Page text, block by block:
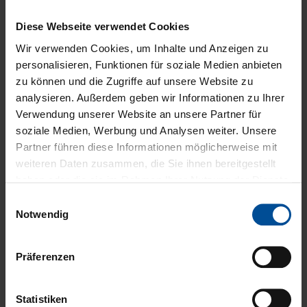
Diese Webseite verwendet Cookies
Wir verwenden Cookies, um Inhalte und Anzeigen zu
personalisieren, Funktionen für soziale Medien anbieten
zu können und die Zugriffe auf unsere Website zu
analysieren. Außerdem geben wir Informationen zu Ihrer
Verwendung unserer Website an unsere Partner für
soziale Medien, Werbung und Analysen weiter. Unsere
Partner führen diese Informationen möglicherweise mit
weiteren Daten zusammen, die Sie ihnen bereitgestellt
und zumImpressum
Notwendig
Präferenzen
Statistiken
Das durchdachte MIH-
Behandlungs-Konzept
Mit dem MIH-Behandlungs-Konzept
bestehend aus dem Flairesse Bleaching Gel (5
% / 10 % CP), der 3D-gedruckten DentaMile
Bleaching-Schiene undIcon Vestibularkönnen
Sie Frontzähne mit MIH minimal-invasiv und
ganzheitlich behandeln.
Bleaching Gele enthalten oxidierende
Carbamidperoxid und werden eingesetzt, um
reduzieren.
Bei MIH stehen diese Opazitäten